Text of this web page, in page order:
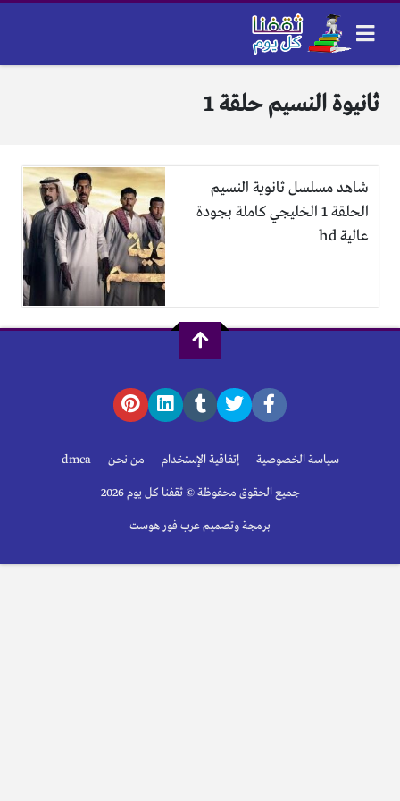
ثانيوة النسيم حلقة 1
شاهد مسلسل ثانوية النسيم
الحلقة 1 الخليجي كاملة بجودة
عالية hd
سياسة الخصوصية إتفاقية الإستخدام من نحن dmca
جميع الحقوق محفوظة © ثقفنا كل يوم 2026
برمجة وتصميم عرب فور هوست